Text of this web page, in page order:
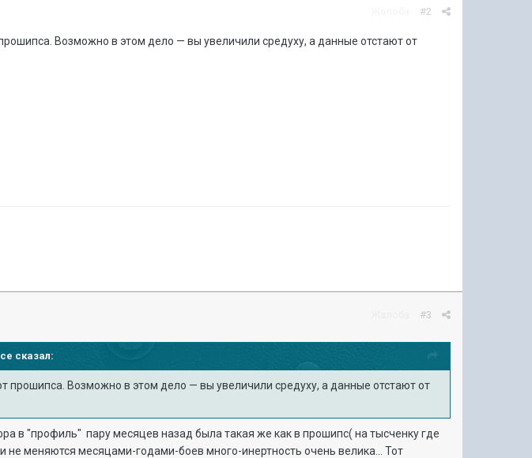
#2
Возможно в этом дело — вы увеличили средуху, а данные отстают от
#3
сказал:
прошипса. Возможно в этом дело — вы увеличили средуху, а данные отстают от
в "профиль" пару месяцев назад была такая же как в прошипс( на тысченку где
меняются месяцами-годами-боев много-инертность очень велика... Тот